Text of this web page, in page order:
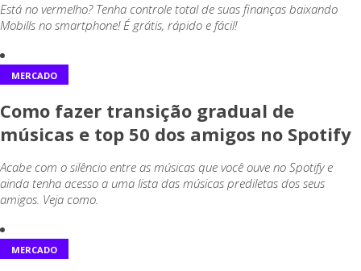
Está no vermelho? Tenha controle total de suas finanças baixando
Mobills no smartphone! É grátis, rápido e fácil!
MERCADO
Como fazer transição gradual de
músicas e top 50 dos amigos no Spotify
Acabe com o silêncio entre as músicas que você ouve no Spotify e
ainda tenha acesso a uma lista das músicas prediletas dos seus
amigos. Veja como.
MERCADO